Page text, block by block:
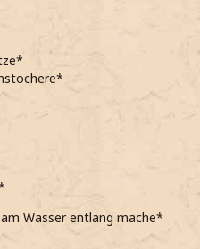
Wasser entlang mache*